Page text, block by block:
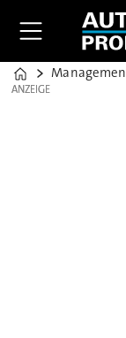
Home
ANZEIGE
ANZEIGE